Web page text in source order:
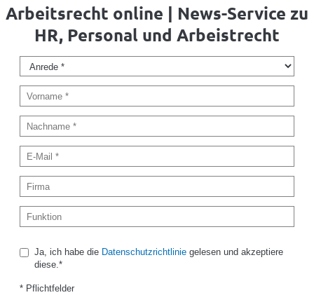
Arbeitsrecht online | News-Service zu
HR, Personal und Arbeistrecht
Ja, ich habe die Datenschutzrichtliniegelesen und akzeptiere
diese.*
* Pflichtfelder